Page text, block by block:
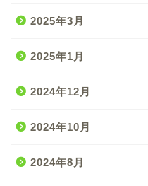
2025年3月
2025年1月
2024年12月
2024年10月
2024年8月